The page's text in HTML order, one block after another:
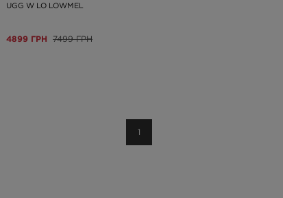
UGG W LO LOWMEL
4899 ГРН 7499 ГРН
1